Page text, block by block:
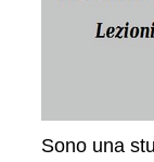
Sono una